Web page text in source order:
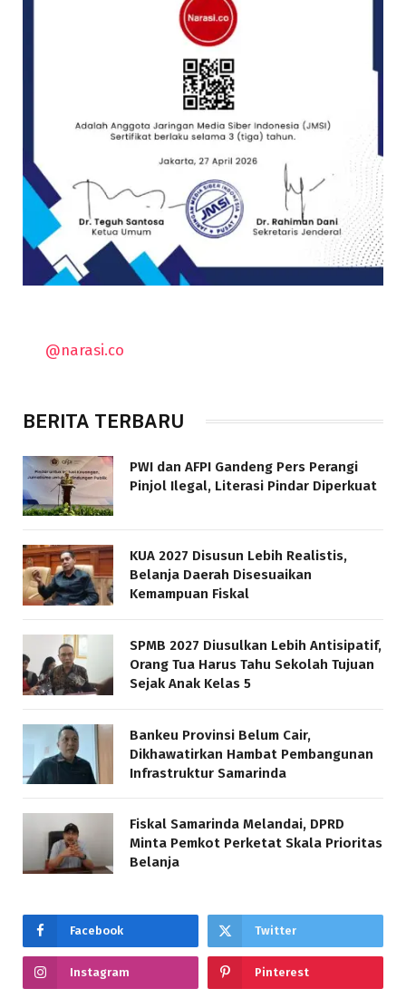
@narasi.co
BERITA TERBARU
PWI dan AFPI Gandeng Pers Perangi
Pinjol Ilegal, Literasi Pindar Diperkuat
KUA 2027 Disusun Lebih Realistis,
Belanja Daerah Disesuaikan
Kemampuan Fiskal
SPMB 2027 Diusulkan Lebih Antisipatif,
Orang Tua Harus Tahu Sekolah Tujuan
Sejak Anak Kelas 5
Bankeu Provinsi Belum Cair,
Dikhawatirkan Hambat Pembangunan
Infrastruktur Samarinda
Fiskal Samarinda Melandai, DPRD
Minta Pemkot Perketat Skala Prioritas
Belanja
Facebook Twitter
Instagram Pinterest